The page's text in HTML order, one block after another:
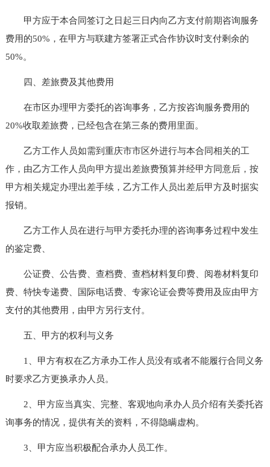
甲方应于本合同签订之日起三日内向乙方支付前期咨询服务
费用的50%，在甲方与联建方签署正式合作协议时支付剩余的
50%。
四、差旅费及其他费用
在市区办理甲方委托的咨询事务，乙方按咨询服务费用的
20%收取差旅费，已经包含在第三条的费用里面。
乙方工作人员如需到重庆市市区外进行与本合同相关的工
作，由乙方工作人员向甲方提出差旅费预算并经甲方同意后，按
甲方相关规定办理出差手续，乙方工作人员出差后甲方及时据实
报销。
乙方工作人员在进行与甲方委托办理的咨询事务过程中发生
的鉴定费、
公证费、公告费、查档费、查档材料复印费、阅卷材料复印
费、特快专递费、国际电话费、专家论证会费等费用及应由甲方
支付的其他费用，由甲方另行支付。
五、甲方的权利与义务
1、甲方有权在乙方承办工作人员没有或者不能履行合同义务
时要求乙方更换承办人员。
2、甲方应当真实、完整、客观地向承办人员介绍有关委托咨
询事务的情况，提供有关的资料，不得隐瞒虚构。
3、甲方应当积极配合承办人员工作。